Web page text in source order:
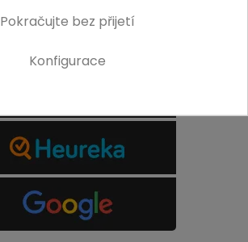
Pokračujte bez přijetí
Konfigurace